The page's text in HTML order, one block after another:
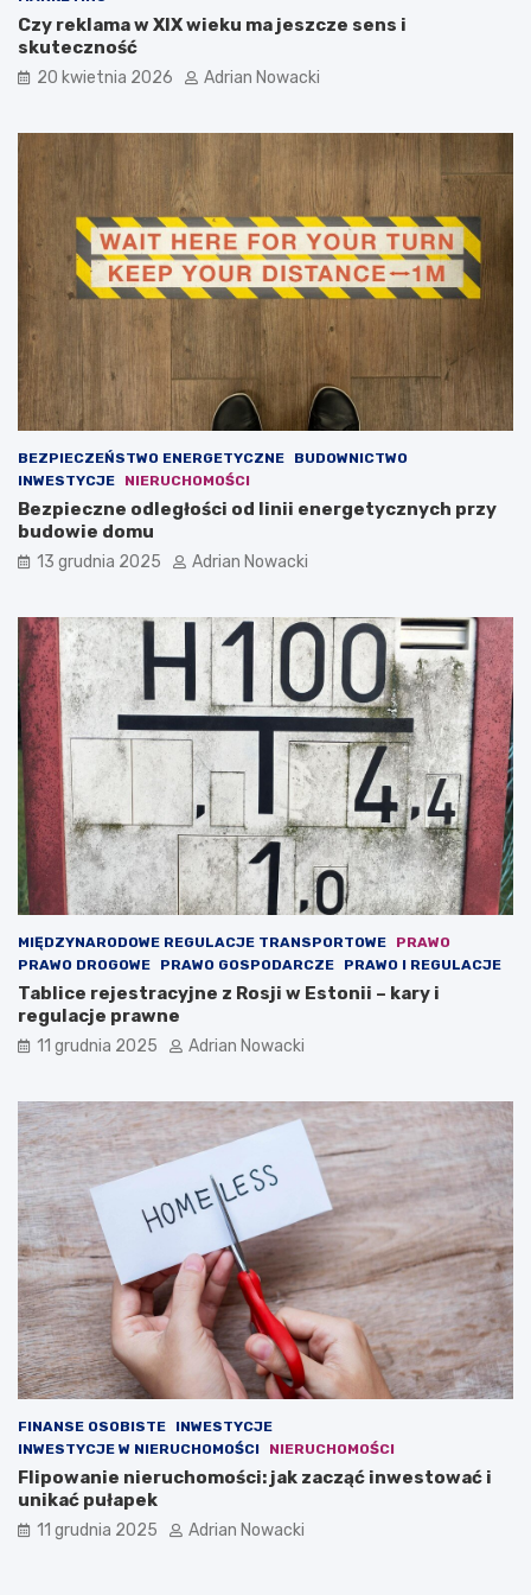
r
o
a
n
a
g
o
i
n
e
s
u
o
i
n
e
n
n
?
D
e
a
k
a
n
a
j
e
s
r
e
ś
ć
(
t
w
o
n
t
e
n
t
)
Czy reklama w XIX wieku ma jeszcze sens i
skuteczność
20 kwietnia 2026 Adrian Nowacki
BEZPIECZEŃSTWO ENERGETYCZNE
BUDOWNICTWO
INWESTYCJE
NIERUCHOMOŚCI
Bezpieczne odległości od linii energetycznych przy
budowie domu
13 grudnia 2025 Adrian Nowacki
MIĘDZYNARODOWE REGULACJE TRANSPORTOWE
PRAWO
PRAWO DROGOWE
PRAWO GOSPODARCZE PRAWO I REGULACJE
Tablice rejestracyjne z Rosji w Estonii – kary i
regulacje prawne
11 grudnia 2025 Adrian Nowacki
FINANSE OSOBISTE
INWESTYCJE
INWESTYCJE W NIERUCHOMOŚCI
NIERUCHOMOŚCI
Flipowanie nieruchomości: jak zacząć inwestować i
unikać pułapek
11 grudnia 2025 Adrian Nowacki